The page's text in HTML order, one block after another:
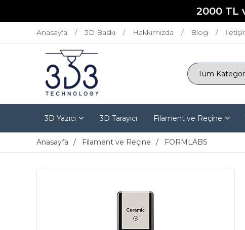
2000 TL
Anasayfa 3D Baskı Hakkımızda Blog
3D Yazıcı 3D Tarayıcı Filament ve Reçine
Anasayfa Filament ve Reçine FORMLABS